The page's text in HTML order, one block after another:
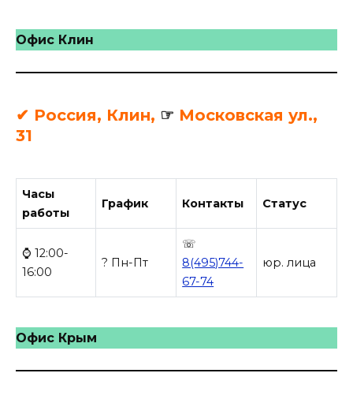
Офис Клин
✔ Россия, Клин, ☞ Московская ул.,
31
Часы
работы
График Контакты Статус
⌚ 12:00-
16:00
? Пн-Пт
☏
8(495)744-
67-74
юр. лица
Офис Крым